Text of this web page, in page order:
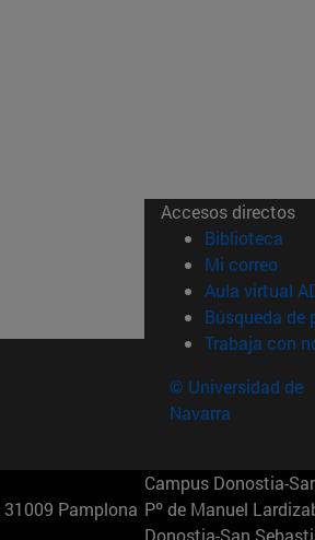
Accesos directos
Biblioteca
Mi correo
Aula virtual
Búsqueda de
Trabaja con
© Universidad de
Navarra
Pamplona
Campus Donostia-
Pº de Manuel
Donostia-San